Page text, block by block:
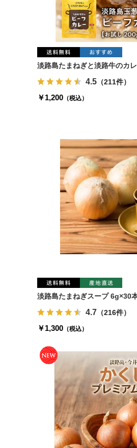
淡路島たまねぎと淡路牛のカ
4.5 （211件）
￥1,200 （税込）
淡路島たまねぎスープ 6g×30
4.7 （216件）
￥1,300 （税込）